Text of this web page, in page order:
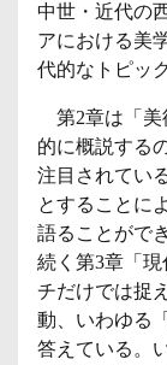
中世・近代の
アにおける美
代的なトピッ
第2章は「美
的に概説する
注目されてい
とすることに
語ることがで
続く第3章「
チだけでは捉
動、いわゆる
答えている。